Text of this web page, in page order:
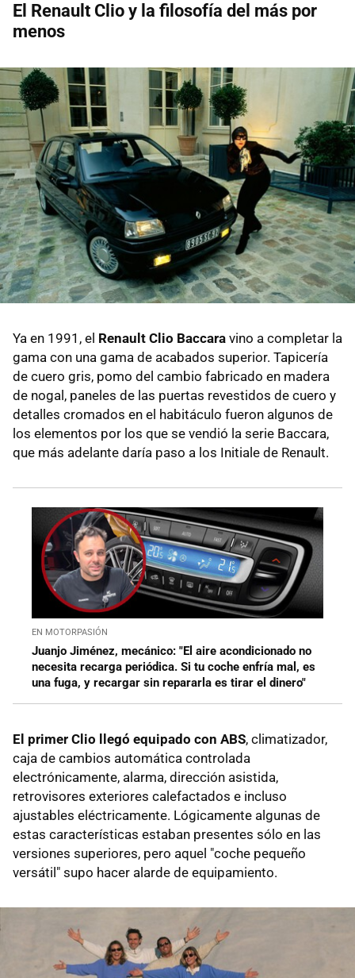
El Renault Clio y la filosofía del más por
menos
Ya en 1991, el Renault Clio Baccara vino a completar la
gama con una gama de acabados superior. Tapicería
de cuero gris, pomo del cambio fabricado en madera
de nogal, paneles de las puertas revestidos de cuero y
detalles cromados en el habitáculo fueron algunos de
los elementos por los que se vendió la serie Baccara,
que más adelante daría paso a los Initiale de Renault.
EN MOTORPASIÓN
Juanjo Jiménez, mecánico: "El aire acondicionado no
necesita recarga periódica. Si tu coche enfría mal, es
una fuga, y recargar sin repararla es tirar el dinero"
El primer Clio llegó equipado con ABS, climatizador,
caja de cambios automática controlada
electrónicamente, alarma, dirección asistida,
retrovisores exteriores calefactados e incluso
ajustables eléctricamente. Lógicamente algunas de
estas características estaban presentes sólo en las
versiones superiores, pero aquel "coche pequeño
versátil" supo hacer alarde de equipamiento.